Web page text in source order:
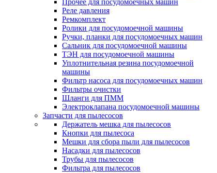
Прочее для посудомоечных машин
Реле давления
Ремкомплект
Ролики для посудомоечной машины
Ручки, планки для посудомоечных машин
Сальник для посудомоечной машины
ТЭН для посудомоечной машины
Уплотнительная резина посудомоечной
машины
Фильтр насоса для посудомоечных машин
Фильтры очистки
Шланги для ПММ
Электроклапана посудомоечной машины
Запчасти для пылесосов
Держатель мешка для пылесосов
Кнопки для пылесоса
Мешки для сбора пыли для пылесосов
Насадки для пылесосов
Трубы для пылесосов
Фильтра для пылесосов